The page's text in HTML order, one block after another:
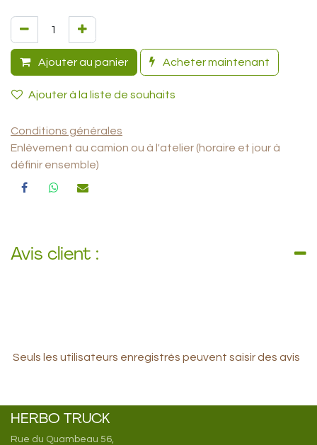
Ajouter au panier Acheter maintenant
Ajouter à la liste de souhaits
Conditions générales
Enlèvement au camion ou à l'atelier (horaire et jour à
définir ensemble)
Avis client :
Seuls les utilisateurs enregistrés peuvent saisir des avis
HERBO TRUCK
Rue du Quambeau 56,